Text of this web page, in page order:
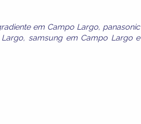
em Campo Largo, panasonic
, samsung em Campo Largoe